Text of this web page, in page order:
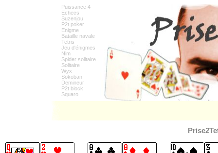
Puissance 4
Echecs
Suzenjou
P2t poker
Enigme
Bataille navale
Tetris
Jeu d'énigmes
Nim
Spider solitaire
Solitaire
Wyx
Sokoban
Demineur
P2t block
Squaro